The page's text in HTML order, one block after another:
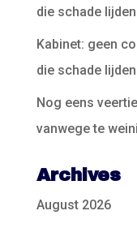
die schade
Kabinet: geen
die schade
Nog eens
vanwege te
Archives
August 2026